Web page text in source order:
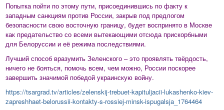
Попытка пойти по этому пути, присоединившись по факту к
западным санкциям против России, закрыв под предлогом
безопасности свою восточную границу, будет воспринято в Москве
как предательство со всеми вытекающими отсюда прискорбными
для Белоруссии и её режима последствиями.
Лучший способ вразумить Зеленского – это проявлять твёрдость,
ничего не бояться, помочь всем, чем можно, России поскорее
завершить значимой победой украинскую войну.
https://tsargrad.tv/articles/zelenskij-trebuet-kapituljacii-lukashenko-kiev-
zapreshhaet-belorussii-kontakty-s-rossiej-minsk-ispugalsja_1764464